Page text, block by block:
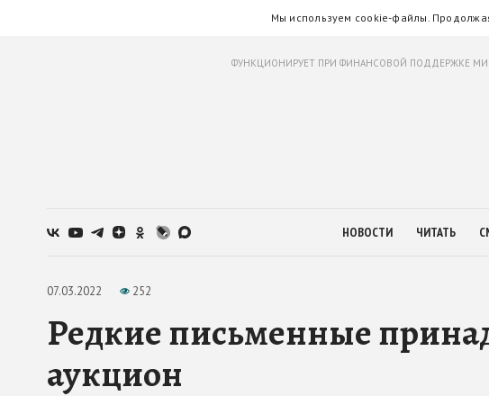
Мы используем cookie-файлы.
ФУНКЦИОНИРУЕТ ПРИ ФИНАНСОВОЙ ПОДДЕРЖКЕ
НОВОСТИ ЧИТАТЬ
07.03.2022 252
Редкие письменные
аукцион